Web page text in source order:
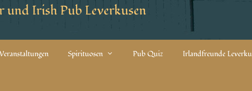
und Irish Pub Leverkusen
Spirituosen Pub Quiz Irlandfreunde